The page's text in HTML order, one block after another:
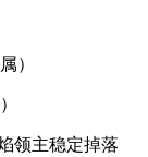
）
领主稳定掉落